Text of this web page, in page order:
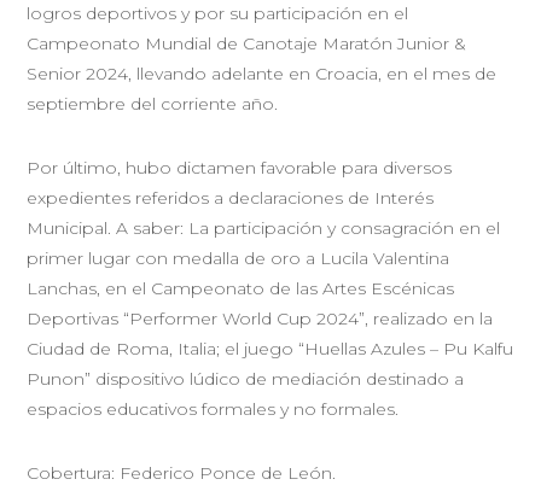
logros deportivos y por su participación en el
Campeonato Mundial de Canotaje Maratón Junior &
Senior 2024, llevando adelante en Croacia, en el mes de
septiembre del corriente año.
Por último, hubo dictamen favorable para diversos
expedientes referidos a declaraciones de Interés
Municipal. A saber: La participación y consagración en el
primer lugar con medalla de oro a Lucila Valentina
Lanchas, en el Campeonato de las Artes Escénicas
Deportivas “Performer World Cup 2024”, realizado en la
Ciudad de Roma, Italia; el juego “Huellas Azules – Pu Kalfu
Punon” dispositivo lúdico de mediación destinado a
espacios educativos formales y no formales.
Cobertura: Federico Ponce de León.